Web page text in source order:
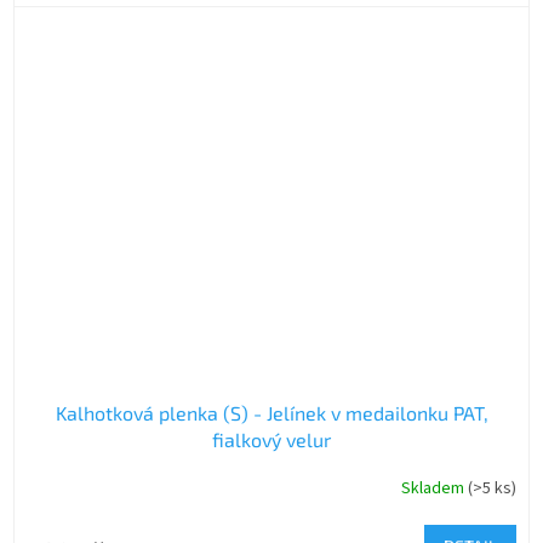
Kalhotková plenka (S) - Jelínek v medailonku PAT,
fialkový velur
Skladem (>5 ks)